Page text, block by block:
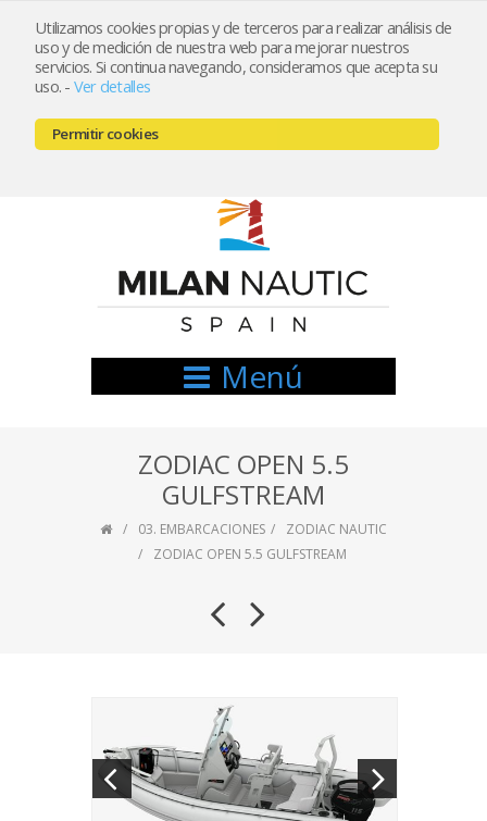
Utilizamos cookies propias y de terceros para realizar análisis de
uso y de medición de nuestra web para mejorar nuestros
servicios. Si continua navegando, consideramos que acepta su
uso. - Ver detalles
Permitir cookies
Registrarse Mi cuenta
666521122 // 654999333
Menú
ZODIAC OPEN 5.5
GULFSTREAM
03. EMBARCACIONES
ZODIAC NAUTIC
ZODIAC OPEN 5.5 GULFSTREAM